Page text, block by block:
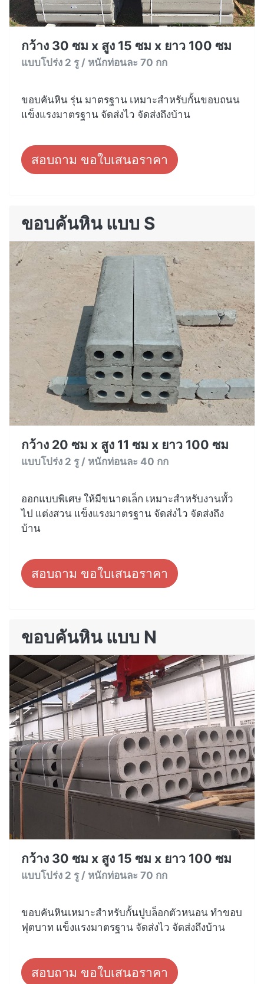
กว้าง 30 ซม x สูง 15 ซม x ยาว 100 ซม
แบบโปร่ง 2 รู / หนักท่อนละ 70 กก
ขอบคันหิน รุ่น มาตรฐาน เหมาะสำหรับกั้นขอบถนน
แข็งแรงมาตรฐาน จัดส่งไว จัดส่งถึงบ้าน
สอบถาม ขอใบเสนอราคา
ขอบคันหิน แบบ S
กว้าง 20 ซม x สูง 11 ซม x ยาว 100 ซม
แบบโปร่ง 2 รู / หนักท่อนละ 40 กก
ออกแบบพิเศษ ให้มีขนาดเล็ก เหมาะสำหรับงานทั้ว
ไป แต่งสวน แข็งแรงมาตรฐาน จัดส่งไว จัดส่งถึง
บ้าน
สอบถาม ขอใบเสนอราคา
ขอบคันหิน แบบ N
กว้าง 30 ซม x สูง 15 ซม x ยาว 100 ซม
แบบโปร่ง 2 รู / หนักท่อนละ 70 กก
ขอบคันหินเหมาะสำหรับกั้นปูบล็อกตัวหนอน ทำขอบ
ฟุตบาท แข็งแรงมาตรฐาน จัดส่งไว จัดส่งถึงบ้าน
สอบถาม ขอใบเสนอราคา